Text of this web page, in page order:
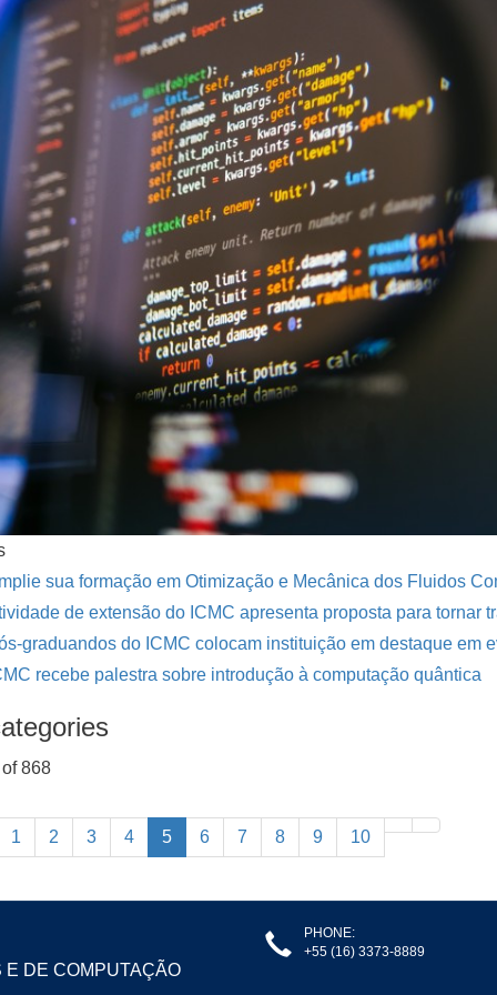
sua formação em Otimização e Mecânica dos Fluidos
de extensão do ICMC apresenta proposta para tornar
graduandos do ICMC colocam instituição em destaque em
recebe palestra sobre introdução à computação quântica
868
1 2 3 4 5 6 7 8 9 10
DE COMPUTAÇÃO
PHONE:
+55 (16) 3373-8889